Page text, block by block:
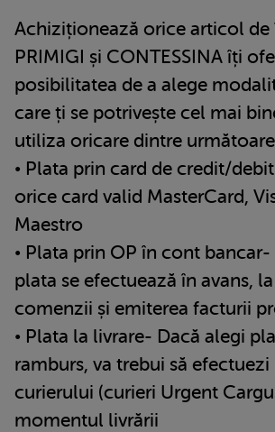
Achiziționează orice articol
PRIMIGI și CONTESSINA îți
posibilitatea de a alege
care ți se potrivește cel mai
utiliza oricare dintre
• Plata prin card de credit/
orice card valid MasterCard,
Maestro
• Plata prin OP în cont bancar-
plata se efectuează în avans,
comenzii și emiterea facturii
• Plata la livrare- Dacă alegi
ramburs, va trebui să efectuezi
curierului (curieri Urgent
momentul livrării